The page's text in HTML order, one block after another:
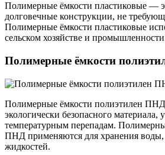
Полимерные ёмкости пластиковые —
долговечные конструкции, не
Полимерные ёмкости пластиковые
сельском хозяйстве и
Полимерные ёмкости
Полимерные ёмкости полиэтилен ПНД
экологически безопасного материала,
температурным перепадам.
ПНД применяются для хранения воды,
жидкостей.